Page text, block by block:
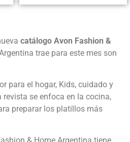
catálogo Avon Fashion &
trae para este mes son
para el hogar, Kids, cuidado y
revista se enfoca en la cocina,
preparar los platillos más